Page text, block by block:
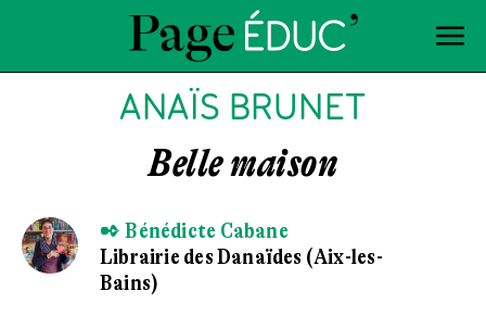
ANAÏS BRUNET
Belle maison
✒ Bénédicte Cabane
Librairie des Danaïdes (Aix-les-
Bains)